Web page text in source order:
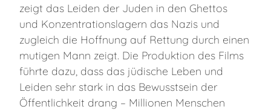
zeigt das Leiden der Juden in den Ghettos
und Konzentrationslagern das Nazis und
zugleich die Hoffnung auf Rettung durch einen
mutigen Mann zeigt. Die Produktion des Films
führte dazu, dass das jüdische Leben und
Leiden sehr stark in das Bewusstsein der
Öffentlichkeit drang – Millionen Menschen